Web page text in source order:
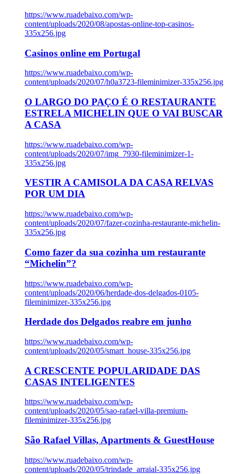
https://www.ruadebaixo.com/wp-
content/uploads/2020/08/apostas-online-top-casinos-
335x256.jpg
Casinos online em Portugal
https://www.ruadebaixo.com/wp-
content/uploads/2020/07/h0a3723-fileminimizer-335x256.jpg
O LARGO DO PAÇO É O RESTAURANTE
ESTRELA MICHELIN QUE O VAI BUSCAR
A CASA
https://www.ruadebaixo.com/wp-
content/uploads/2020/07/img_7930-fileminimizer-1-
335x256.jpg
VESTIR A CAMISOLA DA CASA RELVAS
POR UM DIA
https://www.ruadebaixo.com/wp-
content/uploads/2020/07/fazer-cozinha-restaurante-michelin-
335x256.jpg
Como fazer da sua cozinha um restaurante
“Michelin”?
https://www.ruadebaixo.com/wp-
content/uploads/2020/06/herdade-dos-delgados-0105-
fileminimizer-335x256.jpg
Herdade dos Delgados reabre em junho
https://www.ruadebaixo.com/wp-
content/uploads/2020/05/smart_house-335x256.jpg
A CRESCENTE POPULARIDADE DAS
CASAS INTELIGENTES
https://www.ruadebaixo.com/wp-
content/uploads/2020/05/sao-rafael-villa-premium-
fileminimizer-335x256.jpg
São Rafael Villas, Apartments & GuestHouse
https://www.ruadebaixo.com/wp-
content/uploads/2020/05/trindade_arraial-335x256.jpg